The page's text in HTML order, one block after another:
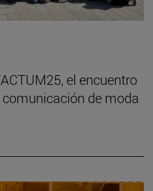
el encuentro
de moda